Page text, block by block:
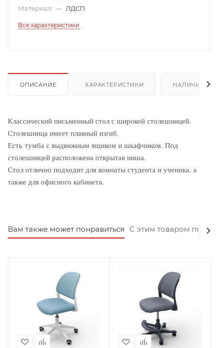
Материал — ЛДСП
Все характеристики
ОПИСАНИЕ ХАРАКТЕРИСТИКИ НАЛИЧИЕ
Классический письменный стол с широкой столешницей.
Столешница имеет плавный изгиб.
Есть тумба с выдвижным ящиком и шкафчиком. Под
столешницей расположена открытая ниша.
Стол отлично подходит для комнаты студента и ученика, а
также для офисного кабинета.
Вам также может понравиться С этим товаром